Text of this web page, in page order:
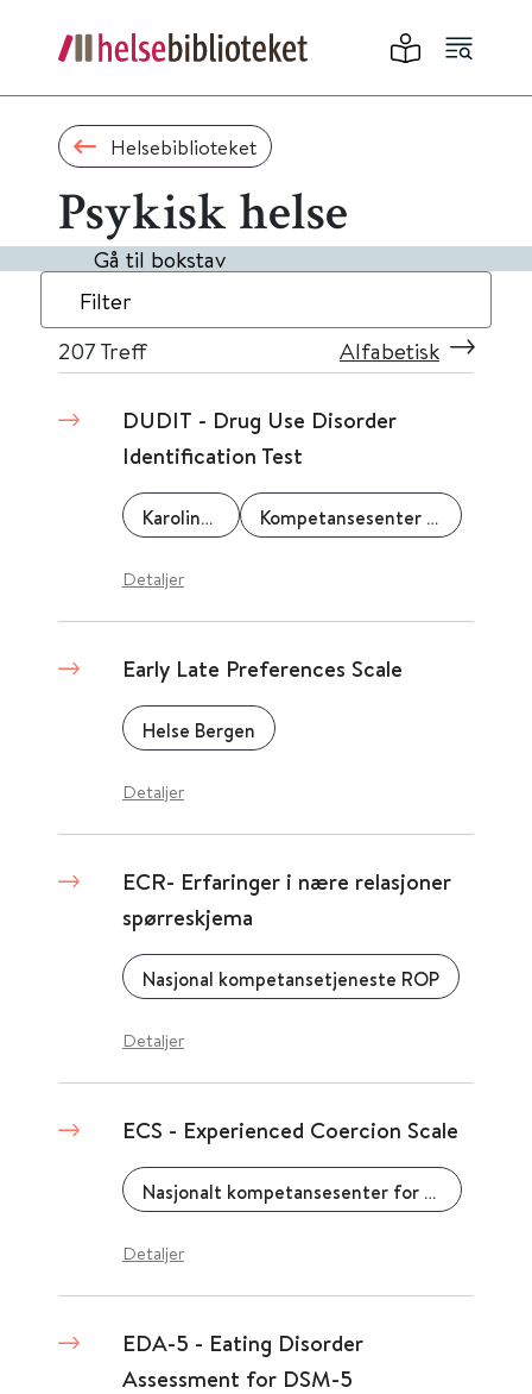
Helsebiblioteket
Psykisk helse
Gå til bokstav
Filter
207Treff Alfabetisk
DUDIT - Drug Use Disorder
Identification Test
Karolinska Institutet Kompetansesenter rus - region øst (KoRus-Øst)
Detaljer
Early Late Preferences Scale
Helse Bergen
Detaljer
ECR- Erfaringer i nære relasjoner
spørreskjema
Nasjonal kompetansetjeneste ROP
Detaljer
ECS - Experienced Coercion Scale
Nasjonalt kompetansesenter for psykisk helsearbeid (NAPHA)
Detaljer
EDA-5 - Eating Disorder
Assessment for DSM-5